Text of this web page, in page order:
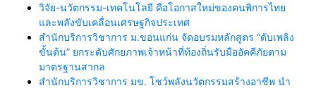
วิจัย-นวัตกรรม-เทคโนโลยี คือโอกาสใหม่ของคนพิการไทย
และพลังขับเคลื่อนเศรษฐกิจประเทศ
สำนักบริการวิชาการ ม.ขอนแก่น จัดอบรมหลักสูตร “ดับเพลิง
ขั้นต้น” ยกระดับศักยภาพเจ้าหน้าที่ท้องถิ่นรับมืออัคคีภัยตาม
มาตรฐานสากล
สำนักบริการวิชาการ มข. โชว์พลังนวัตกรรมสร้างอาชีพ นำ